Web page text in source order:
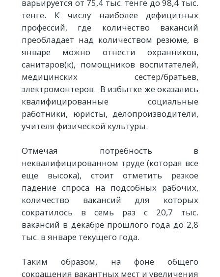
варьируется от 75,4 тыс. тенге до 98,4 тыс.
тенге. К числу наиболее дефицитных
профессий, где количество вакансий
преобладает над количеством резюме, в
январе можно отнести охранников,
санитаров(к), помощников воспитателей,
медицинских сестер/братьев,
электромонтеров. В избытке же оказались
квалифицированные социальные
работники, юристы, делопроизводители,
учителя физической культуры.
Отмечая потребность в
неквалифицированном труде (которая все
еще высока), стоит отметить резкое
падение спроса на подсобных рабочих,
количество вакансий для которых
сократилось в семь раз с 20,7 тыс.
вакансий в декабре прошлого года до 2,8
тыс. в январе текущего года.
Таким образом, на фоне общего
сокращения вакантных мест и увеличения